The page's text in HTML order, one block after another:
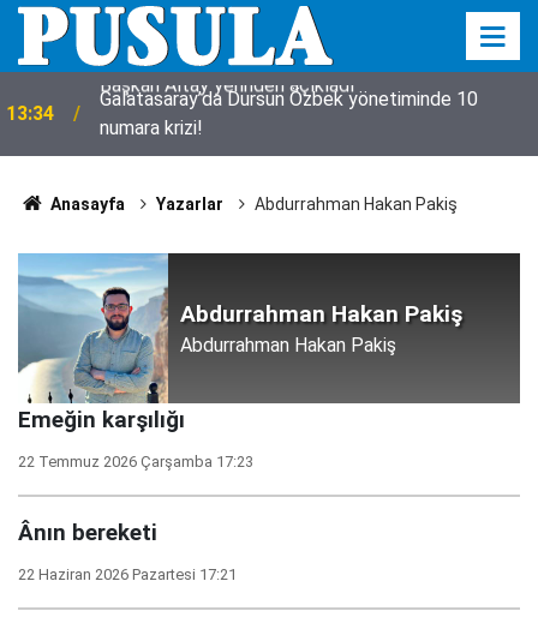
13:34
Galatasaray’da Dursun Özbek yönetiminde 10
numara krizi!
Anasayfa Yazarlar Abdurrahman Hakan Pakiş
Abdurrahman Hakan Pakiş
Abdurrahman Hakan Pakiş
​​​​​​​Emeğin karşılığı
22 Temmuz 2026 Çarşamba 17:23
Ânın bereketi
22 Haziran 2026 Pazartesi 17:21